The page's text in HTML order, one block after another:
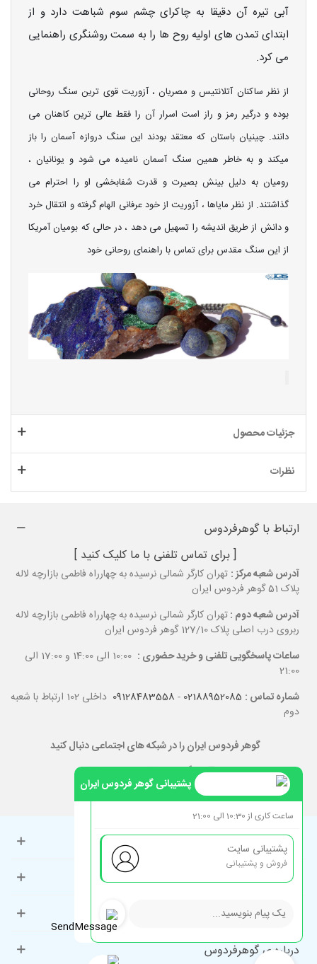
آبی تیره آن دقیقا به چاکرای چشم سوم شباهت دارد و از
ابتدای تمدن های اولیه روح ها را به سمت روشنگری راهنمایی
می کرد.
از نظر ساکنان آتلانتیس و مصریان ، آزوریت قوی ترین سنگ روحانی
بوده و درگیر رمز و راز است اسرار آن را فقط عالی ترین کاهنان می
دانند. چینیان باستان که معتقد بودند این سنگ دروازه آسمان را باز
میکند و به خاطر همین سنگ آسمان نامیده می شود و یونانیان ،
رومیان به دلیل بینش بصیرت و قدرت شفابخشی او را احترام می
گذاشتند. از نظر مایاها ، آزوریت از خود عرفانی الهام گرفته و انتقال خرد
و دانش از طریق اندیشه را تسهیل می دهد ، در حالی که بومیان آمریکا
از این سنگ مقدس برای تماس با راهنمای روحانی خود
جزئیات محصول
نظرات
ارتباط با گوهرفردوس
[ برای تماس تلفنی با ما کلیک کنید ]
آدرس شعبه مرکز : تهران کارگر شمالی نرسیده به چهارراه فاطمی بازارچه لاله
پلاک 51 گوهر فردوس ایران
آدرس شعبه دوم :تهران کارگر شمالی نرسیده به چهارراه فاطمی بازارچه لاله
ربروی درب اصلی پلاک 127/10 گوهر فردوس ایران
ساعات پاسخگویی تلفنی و خرید حضوری :
10:00 الی 14:00 و 17:00 الی
21:00
شماره تماس : 02188952085
-
09128483558
داخلی 102 ارتباط با شعبه
دوم
گوهر فردوس ایران را در شبکه های اجتماعی دنبال کنید
حساب کاربری
راهنمای مشتریان
دسته‌بندی‌های پرطرفدار
درباره ی گوهرفردوس
پشتیبانی گوهر فردوس ایران
ساعت کاری از 10:30 الی 21:00
پشتیبانی سایت
فروش و پشتیبانی